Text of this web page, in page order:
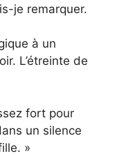
je remarquer.
à un
L’étreinte de
fort pour
un silence
»